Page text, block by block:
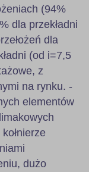
(94%
dla przekładni
dla
(od i=7,5
z
na rynku. -
elementów
dużo